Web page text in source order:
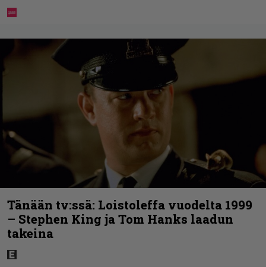
Tänään tv:ssä: Loistoleffa vuodelta 1999
– Stephen King ja Tom Hanks laadun
takeina